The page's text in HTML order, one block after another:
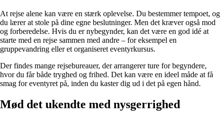
At rejse alene kan være en stærk oplevelse. Du bestemmer tempoet, og
du lærer at stole på dine egne beslutninger. Men det kræver også mod
og forberedelse. Hvis du er nybegynder, kan det være en god idé at
starte med en rejse sammen med andre – for eksempel en
gruppevandring eller et organiseret eventyrkursus.
Der findes mange rejsebureauer, der arrangerer ture for begyndere,
hvor du får både tryghed og frihed. Det kan være en ideel måde at få
smag for eventyret på, inden du kaster dig ud i det på egen hånd.
Mød det ukendte med nysgerrighed